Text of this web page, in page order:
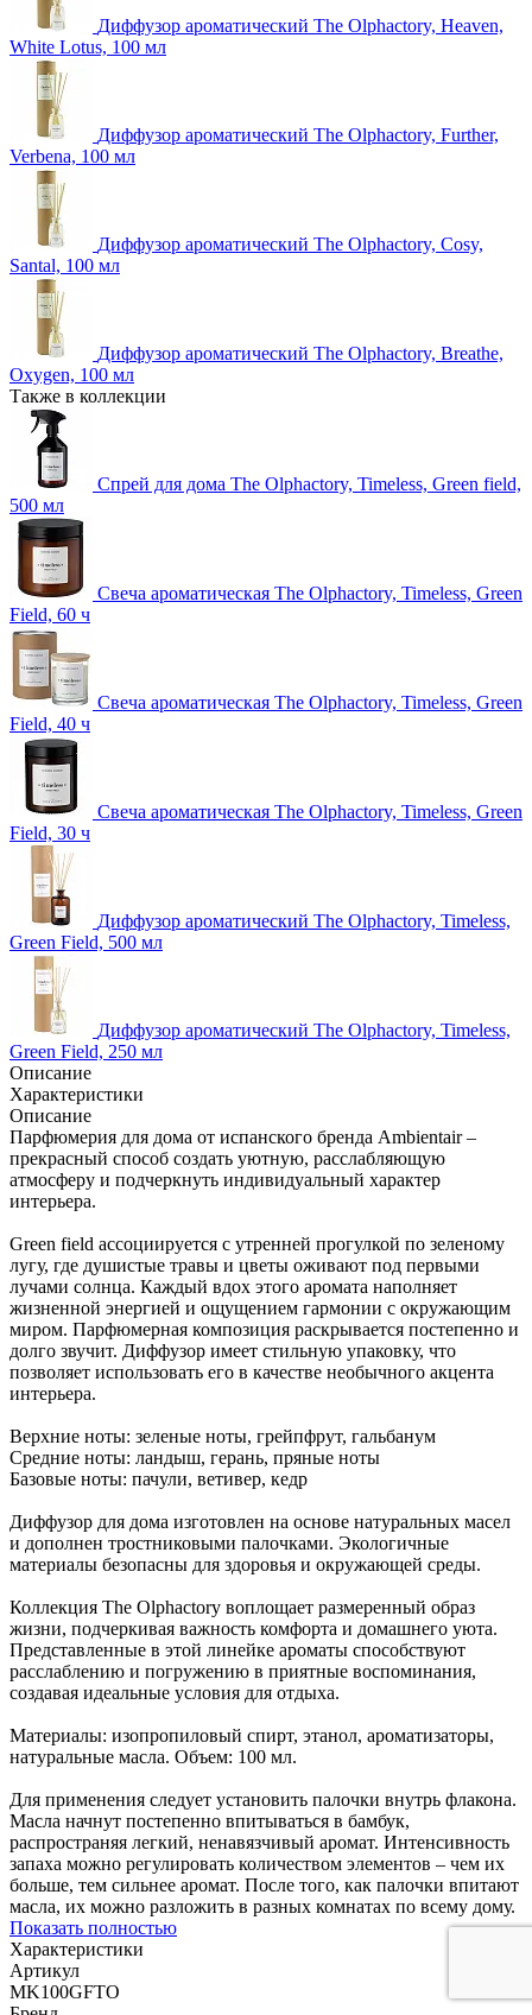
Диффузор ароматический The Olphactory, Heaven,
White Lotus, 100 мл
Диффузор ароматический The Olphactory, Further,
Verbena, 100 мл
Диффузор ароматический The Olphactory, Cosy,
Santal, 100 мл
Диффузор ароматический The Olphactory, Breathe,
Oxygen, 100 мл
Также в коллекции
Спрей для дома The Olphactory, Timeless, Green field,
500 мл
Свеча ароматическая The Olphactory, Timeless, Green
Field, 60 ч
Свеча ароматическая The Olphactory, Timeless, Green
Field, 40 ч
Свеча ароматическая The Olphactory, Timeless, Green
Field, 30 ч
Диффузор ароматический The Olphactory, Timeless,
Green Field, 500 мл
Диффузор ароматический The Olphactory, Timeless,
Green Field, 250 мл
Описание
Характеристики
Описание
Парфюмерия для дома от испанского бренда Ambientair –
прекрасный способ создать уютную, расслабляющую
атмосферу и подчеркнуть индивидуальный характер
интерьера.
Green field ассоциируется с утренней прогулкой по зеленому
лугу, где душистые травы и цветы оживают под первыми
лучами солнца. Каждый вдох этого аромата наполняет
жизненной энергией и ощущением гармонии с окружающим
миром. Парфюмерная композиция раскрывается постепенно и
долго звучит. Диффузор имеет стильную упаковку, что
позволяет использовать его в качестве необычного акцента
интерьера.
Верхние ноты: зеленые ноты, грейпфрут, гальбанум
Средние ноты: ландыш, герань, пряные ноты
Базовые ноты: пачули, ветивер, кедр
Диффузор для дома изготовлен на основе натуральных масел
и дополнен тростниковыми палочками. Экологичные
материалы безопасны для здоровья и окружающей среды.
Коллекция The Olphactory воплощает размеренный образ
жизни, подчеркивая важность комфорта и домашнего уюта.
Представленные в этой линейке ароматы способствуют
расслаблению и погружению в приятные воспоминания,
создавая идеальные условия для отдыха.
Материалы: изопропиловый спирт, этанол, ароматизаторы,
натуральные масла. Объем: 100 мл.
Для применения следует установить палочки внутрь флакона.
Масла начнут постепенно впитываться в бамбук,
распространяя легкий, ненавязчивый аромат. Интенсивность
запаха можно регулировать количеством элементов – чем их
больше, тем сильнее аромат. После того, как палочки впитают
масла, их можно разложить в разных комнатах по всему дому.
Показать полностью
Характеристики
Артикул
MK100GFTO